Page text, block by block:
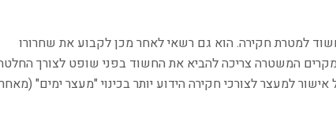
למטרת חקירה. הוא גם רשאי לאחר מכן לקבוע את שחרורו
מההחלטה, במרבית המקרים המשטרה צריכה להביא את החשוד בפני שופט לצורך
למעצר לצורכי חקירה הידוע יותר בכינוי "מעצר ימים" (מאחר